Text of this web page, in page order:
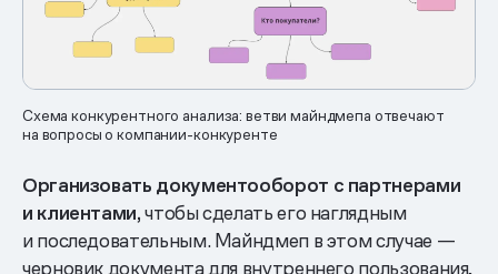
Схема конкурентного анализа: ветви майндмепа отвечают
на вопросы о компании-конкуренте
Организовать документооборот с партнерами
и клиентами,чтобы сделать его наглядным
и последовательным. Майндмеп в этом случае —
черновик документа для внутреннего пользования,